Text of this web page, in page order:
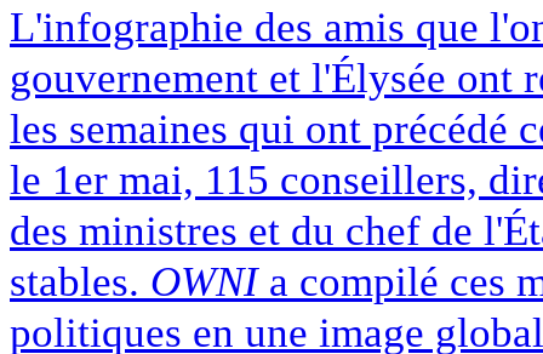
L'infographie des amis que
gouvernement et l'Élysée ont
les semaines qui ont précédé
le 1er mai, 115 conseillers,
des ministres et du chef de
stables. OWNIa compilé ces
politiques en une image